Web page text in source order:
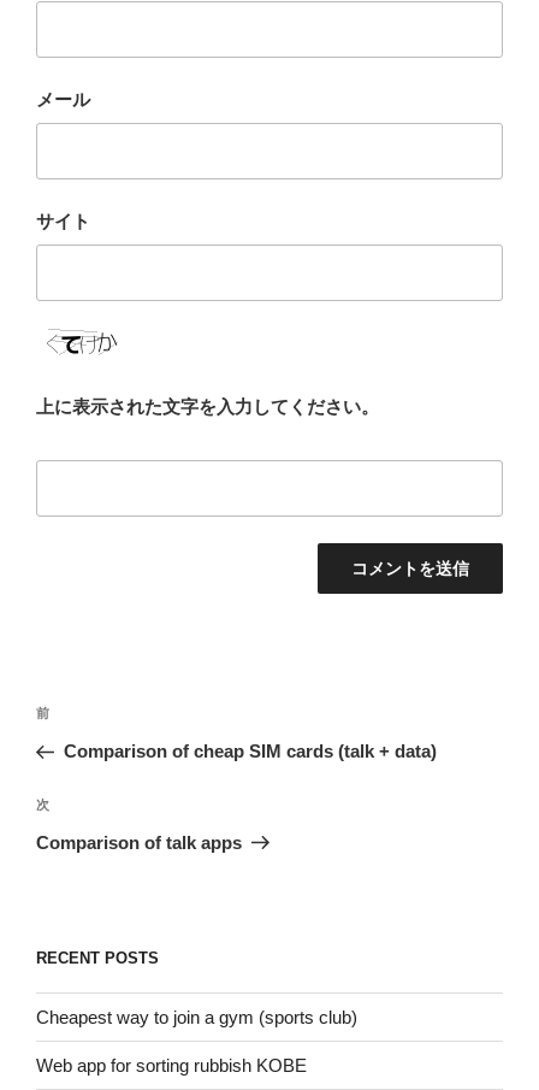
メール
サイト
上に表示された文字を入力してください。
投
ビ
ゲ
ン
過
去
投
稿
前
Comparison of cheap SIM cards (talk + data)
次
の
次
Comparison of talk apps
RECENT POSTS
Cheapest way to join a gym (sports club)
Web app for sorting rubbish KOBE